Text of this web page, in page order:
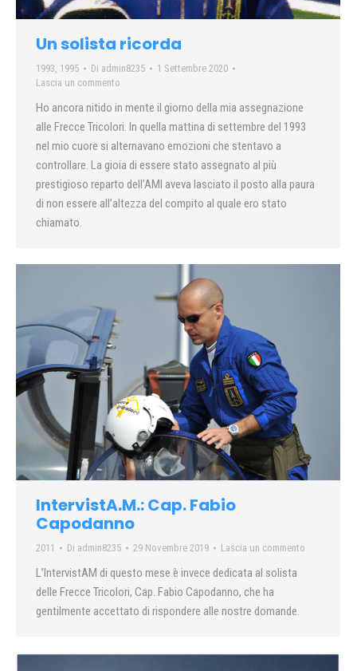
Un solista ricorda
1993 1995 Di admin8235
1 Settembre 2020
Lascia un commento
Ho ancora nitido in mente il giorno della mia assegnazione
alle Frecce Tricolori. In quella mattina di settembre del 1993
nel mio cuore si alternavano emozioni che stentavo a
controllare. La gioia di essere stato assegnato al più
prestigioso reparto dell’AMI aveva lasciato il posto alla paura
di non essere all’altezza del compito al quale ero stato
chiamato.
IntervistA.M.: Cap. Fabio
Capodanno
2011 Di admin8235 29 Novembre 2019 Lascia un commento
L’IntervistAM di questo mese è invece dedicata al solista
delle Frecce Tricolori, Cap. Fabio Capodanno, che ha
gentilmente accettato di rispondere alle nostre domande.